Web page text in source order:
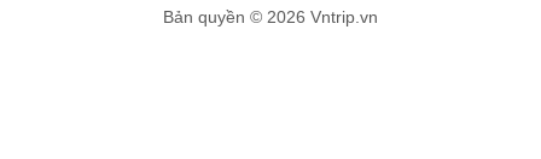
Bản quyền © 2026 Vntrip.vn